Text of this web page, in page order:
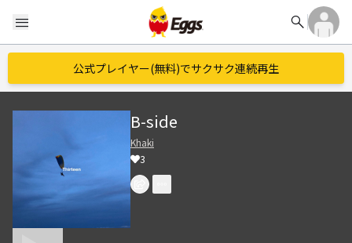
menu search
公式プレイヤー(無料)でサクサク連続再生
B-side
Khaki
3